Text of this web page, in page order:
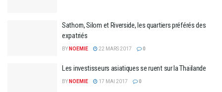
Sathorn, Silom et Riverside, les quartiers préférés des
expatriés
BY NOEMIE 22 MARS 2017 0
Les investisseurs asiatiques se ruent sur la Thaïlande
BY NOEMIE 17 MAI 2017 0